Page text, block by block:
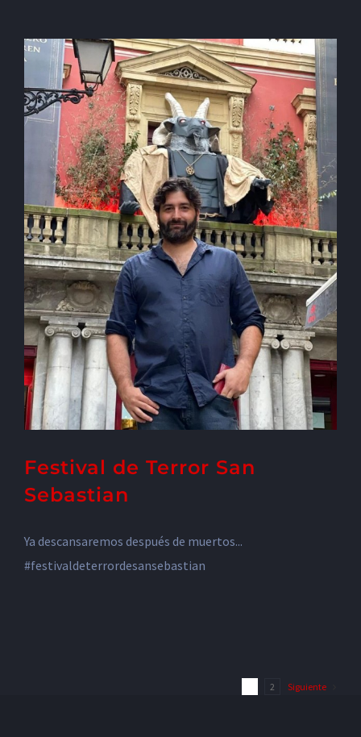
Festival de Terror San
Sebastian
Festival de Terror San
Sebastian
Ya descansaremos después de muertos...
#festivaldeterrordesansebastian
2 Siguiente